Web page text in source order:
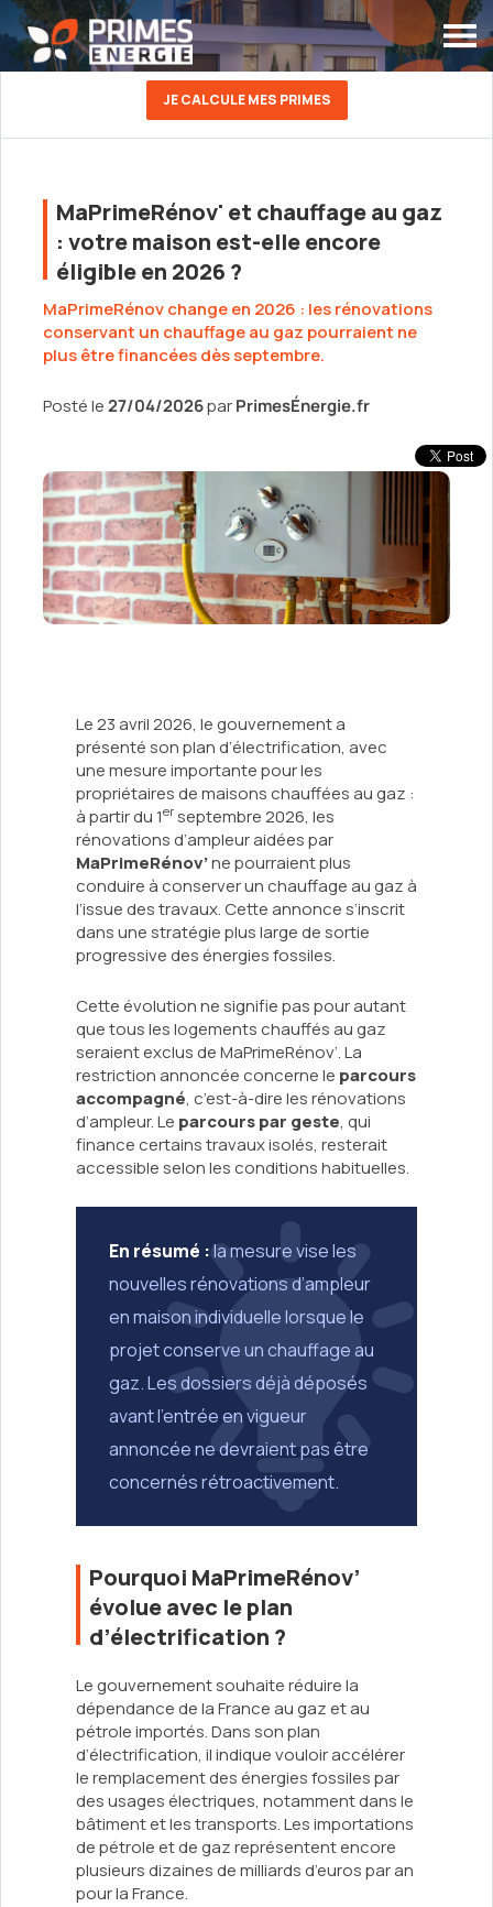
JE CALCULE MES PRIMES
MaPrimeRénov' et chauffage au gaz
: votre maison est-elle encore
éligible en 2026 ?
MaPrimeRénov change en 2026 : les rénovations
conservant un chauffage au gaz pourraient ne
plus être financées dès septembre.
Posté le27/04/2026parPrimesÉnergie.fr
Le 23 avril 2026, le gouvernement a
présenté son plan d’électrification, avec
une mesure importante pour les
propriétaires de maisons chauffées au gaz :
à partir du 1er septembre 2026, les
rénovations d’ampleur aidées par
MaPrimeRénov’ne pourraient plus
conduire à conserver un chauffage au gaz à
l’issue des travaux. Cette annonce s’inscrit
dans une stratégie plus large de sortie
progressive des énergies fossiles.
Cette évolution ne signifie pas pour autant
que tous les logements chauffés au gaz
seraient exclus de MaPrimeRénov’. La
restriction annoncée concerne le parcours
accompagné, c’est-à-dire les rénovations
d’ampleur. Le parcours par geste, qui
finance certains travaux isolés, resterait
accessible selon les conditions habituelles.
En résumé :la mesure vise les
nouvelles rénovations d’ampleur
en maison individuelle lorsque le
projet conserve un chauffage au
gaz. Les dossiers déjà déposés
avant l’entrée en vigueur
annoncée ne devraient pas être
concernés rétroactivement.
Pourquoi MaPrimeRénov’
évolue avec le plan
d’électrification ?
Le gouvernement souhaite réduire la
dépendance de la France au gaz et au
pétrole importés. Dans son plan
d’électrification, il indique vouloir accélérer
le remplacement des énergies fossiles par
des usages électriques, notamment dans le
bâtiment et les transports. Les importations
de pétrole et de gaz représentent encore
plusieurs dizaines de milliards d’euros par an
pour la France.